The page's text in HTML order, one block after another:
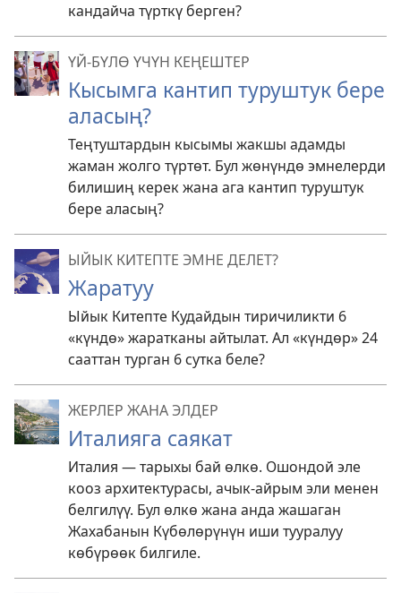
кандайча түрткү берген?
ҮЙ-БҮЛӨ ҮЧҮН КЕҢЕШТЕР
Кысымга кантип туруштук бере
аласың?
Теңтуштардын кысымы жакшы адамды
жаман жолго түртөт. Бул жөнүндө эмнелерди
билишиң керек жана ага кантип туруштук
бере аласың?
ЫЙЫК КИТЕПТЕ ЭМНЕ ДЕЛЕТ?
Жаратуу
Ыйык Китепте Кудайдын тиричиликти 6
«күндө» жаратканы айтылат. Ал «күндөр» 24
сааттан турган 6 сутка беле?
ЖЕРЛЕР ЖАНА ЭЛДЕР
Италияга саякат
Италия — тарыхы бай өлкө. Ошондой эле
кооз архитектурасы, ачык-айрым эли менен
белгилүү. Бул өлкө жана анда жашаган
Жахабанын Күбөлөрүнүн иши тууралуу
көбүрөөк билгиле.